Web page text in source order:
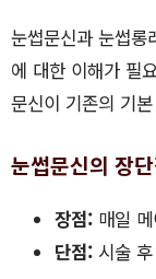
눈썹문신과 눈썹롱
에 대한 이해가 필
문신이 기존의 기
눈썹문신의 장
장점: 매일
단점: 시술